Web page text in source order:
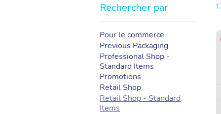
Rechercher par
Pour le commerce
Previous Packaging
Professional Shop -
Standard Items
Promotions
Retail Shop
Retail Shop - Standard
Items